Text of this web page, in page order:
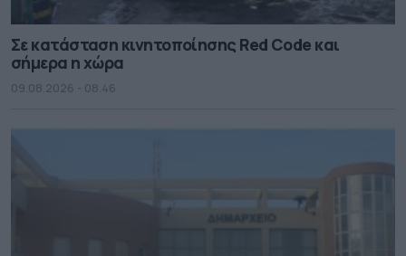
Σε κατάσταση κινητοποίησης Red Code και
σήμερα η χώρα
09.08.2026 - 08.46